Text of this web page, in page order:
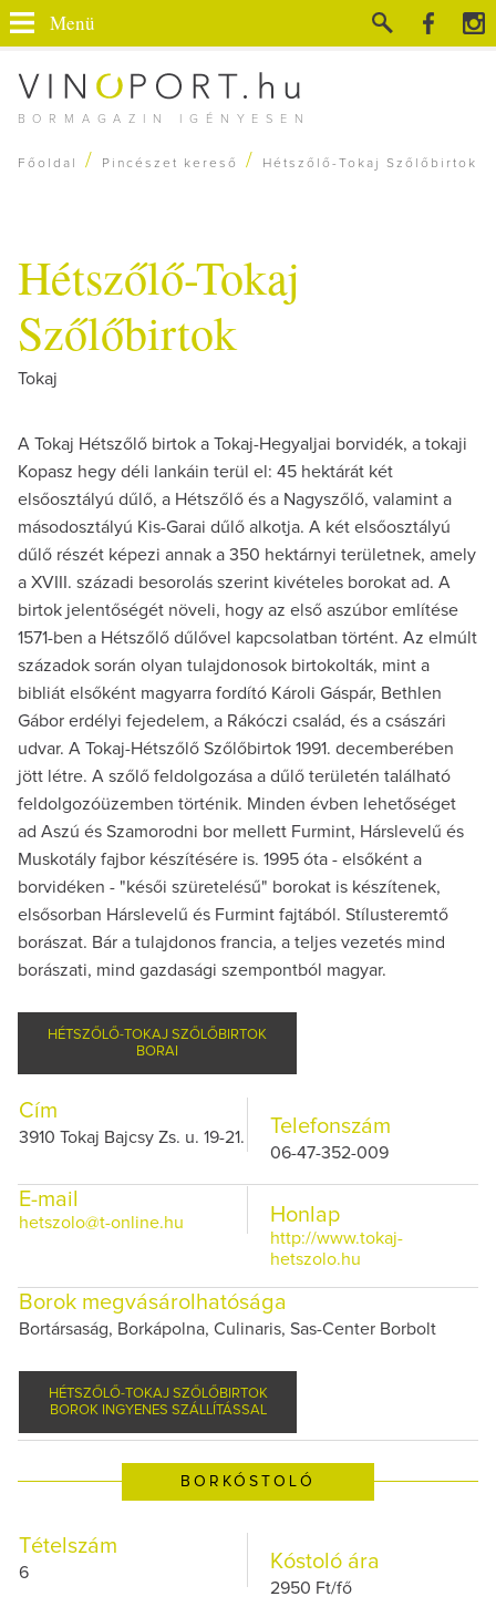
BORMAGAZIN IGÉNYESEN
Menü
Főoldal / Pincészet kereső / Hétszőlő-Tokaj Szőlőbirtok
Hétszőlő-Tokaj
Szőlőbirtok
Tokaj
A Tokaj Hétszőlő birtok a Tokaj-Hegyaljai borvidék, a tokaji
Kopasz hegy déli lankáin terül el: 45 hektárát két
elsőosztályú dűlő, a Hétszőlő és a Nagyszőlő, valamint a
másodosztályú Kis-Garai dűlő alkotja. A két elsőosztályú
dűlő részét képezi annak a 350 hektárnyi területnek, amely
a XVIII. századi besorolás szerint kivételes borokat ad. A
birtok jelentőségét növeli, hogy az első aszúbor említése
1571-ben a Hétszőlő dűlővel kapcsolatban történt. Az elmúlt
századok során olyan tulajdonosok birtokolták, mint a
bibliát elsőként magyarra fordító Károli Gáspár, Bethlen
Gábor erdélyi fejedelem, a Rákóczi család, és a császári
udvar. A Tokaj-Hétszőlő Szőlőbirtok 1991. decemberében
jött létre. A szőlő feldolgozása a dűlő területén található
feldolgozóüzemben történik. Minden évben lehetőséget
ad Aszú és Szamorodni bor mellett Furmint, Hárslevelű és
Muskotály fajbor készítésére is. 1995 óta - elsőként a
borvidéken - "késői szüretelésű" borokat is készítenek,
elsősorban Hárslevelű és Furmint fajtából. Stílusteremtő
borászat. Bár a tulajdonos francia, a teljes vezetés mind
borászati, mind gazdasági szempontból magyar.
HÉTSZŐLŐ-TOKAJ SZŐLŐBIRTOK
BORAI
Cím
3910 Tokaj Bajcsy Zs. u. 19-21. Telefonszám
06-47-352-009
E-mail
hetszolo@t-online.hu Honlap
http://www.tokaj-
hetszolo.hu
Borok megvásárolhatósága
Bortársaság, Borkápolna, Culinaris, Sas-Center Borbolt
HÉTSZŐLŐ-TOKAJ SZŐLŐBIRTOK
BOROK INGYENES SZÁLLÍTÁSSAL
BORKÓSTOLÓ
Tételszám
6 Kóstoló ára
2950 Ft/fő